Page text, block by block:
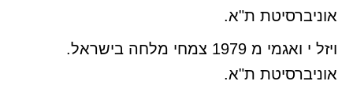
אוניברסיטת ת"א.
ויזל י ואגמי מ 1979 צמחי מלחה בישראל.
אוניברסיטת ת"א.